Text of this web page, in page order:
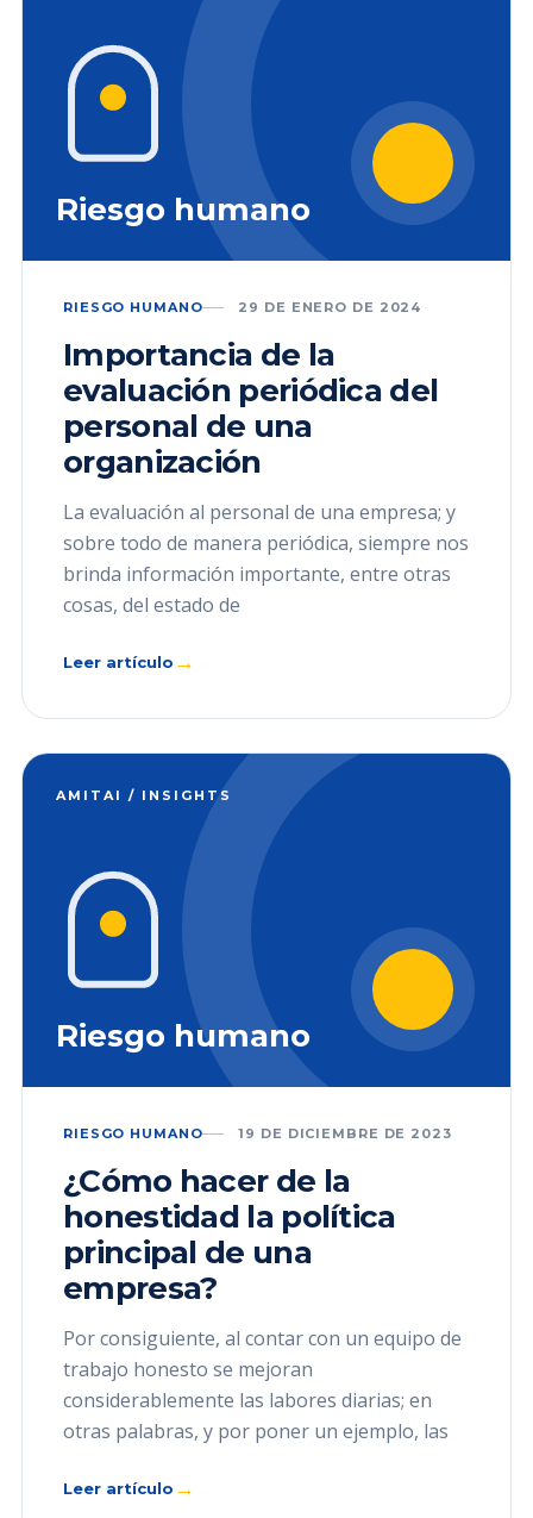
Riesgo humano
RIESGO HUMANO 29 DE ENERO DE 2024
Importancia de la
evaluación periódica del
personal de una
organización
La evaluación al personal de una empresa; y
sobre todo de manera periódica, siempre nos
brinda información importante, entre otras
cosas, del estado de
Leer artículo →
AMITAI / INSIGHTS
Riesgo humano
RIESGO HUMANO 19 DE DICIEMBRE DE 2023
¿Cómo hacer de la
honestidad la política
principal de una
empresa?
Por consiguiente, al contar con un equipo de
trabajo honesto se mejoran
considerablemente las labores diarias; en
otras palabras, y por poner un ejemplo, las
Leer artículo →